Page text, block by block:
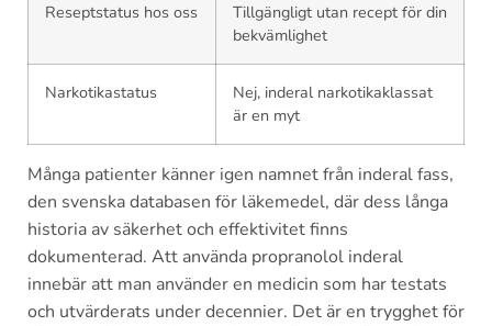
Reseptstatus hos oss
Tillgängligt utan recept för din
bekvämlighet
Narkotikastatus
Nej, inderal narkotikaklassat
är en myt
Många patienter känner igen namnet från inderal fass,
den svenska databasen för läkemedel, där dess långa
historia av säkerhet och effektivitet finns
dokumenterad. Att använda propranolol inderal
innebär att man använder en medicin som har testats
och utvärderats under decennier. Det är en trygghet för